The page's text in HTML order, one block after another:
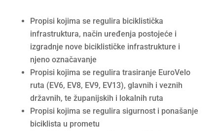
Propisi kojima se regulira biciklistička
infrastruktura, način uređenja postojeće i
izgradnje nove biciklističke infrastrukture i
njeno označavanje
Propisi kojima se regulira trasiranje EuroVelo
ruta (EV6, EV8, EV9, EV13), glavnih i veznih
državnih, te županijskih i lokalnih ruta
Propisi kojima se regulira sigurnost i ponašanje
biciklista u prometu